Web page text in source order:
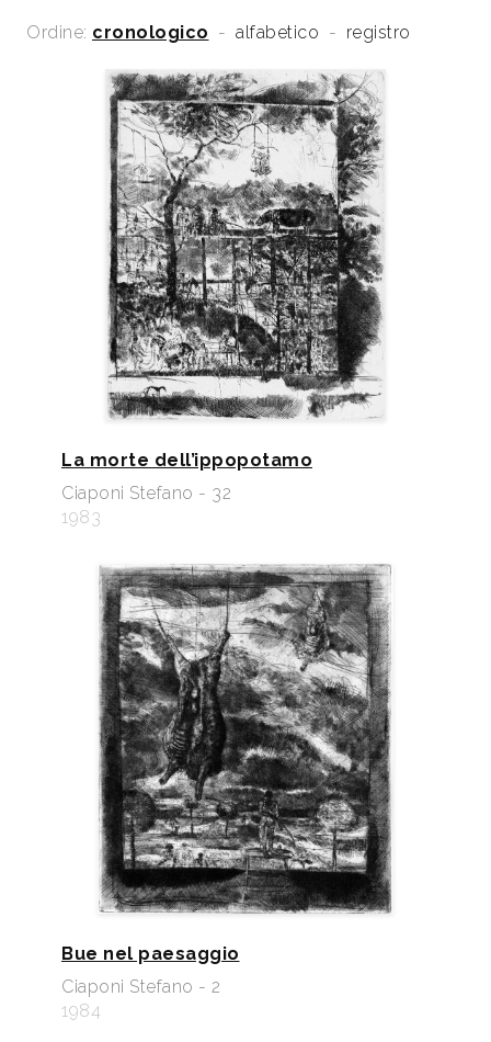
Ordine: cronologico - alfabetico - registro
La morte dell’ippopotamo
Ciaponi Stefano - 32
1983
Bue nel paesaggio
Ciaponi Stefano - 2
1984